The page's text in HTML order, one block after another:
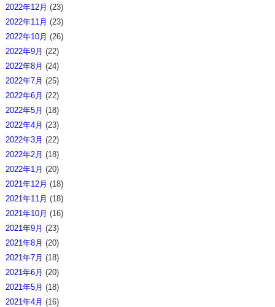
2022年12月 (23)
2022年11月 (23)
2022年10月 (26)
2022年9月 (22)
2022年8月 (24)
2022年7月 (25)
2022年6月 (22)
2022年5月 (18)
2022年4月 (23)
2022年3月 (22)
2022年2月 (18)
2022年1月 (20)
2021年12月 (18)
2021年11月 (18)
2021年10月 (16)
2021年9月 (23)
2021年8月 (20)
2021年7月 (18)
2021年6月 (20)
2021年5月 (18)
2021年4月 (16)